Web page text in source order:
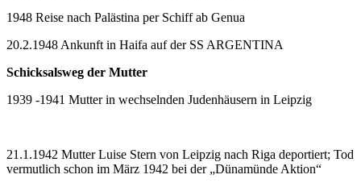
1948 Reise nach Palästina per Schiff ab Genua
20.2.1948 Ankunft in Haifa auf der SS ARGENTINA
Schicksalsweg der Mutter
1939 -1941 Mutter in wechselnden Judenhäusern in Leipzig
21.1.1942 Mutter Luise Stern von Leipzig nach Riga deportiert; Tod
vermutlich schon im März 1942 bei der „Dünamünde Aktion“